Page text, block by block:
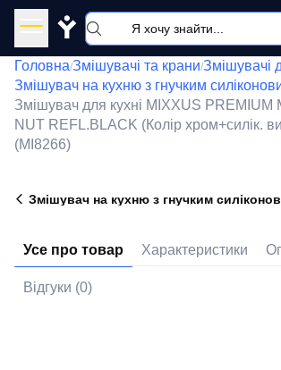
Y
Головна/Змішувачі та крани/Змішувачі
Змішувач на кухню з гнучким
Змішувач для кухні MIXXUS PREMIUM
NUT REFL.BLACK (Колір хром+силік.
(MI8266)
Змішувач на кухню з гнучким
Усе про товар Характеристики
Відгуки (0)